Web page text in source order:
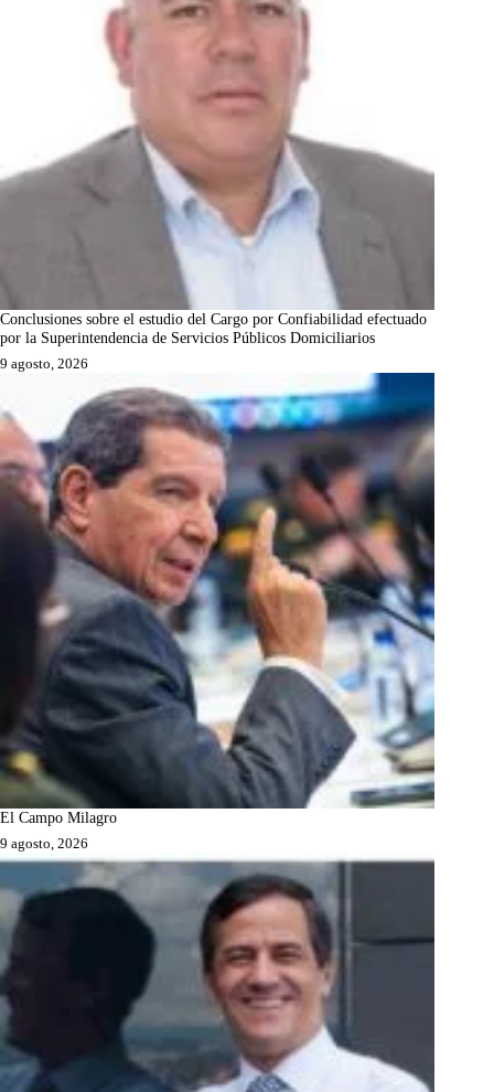
Conclusiones sobre el estudio del Cargo por Confiabilidad efectuado
por la Superintendencia de Servicios Públicos Domiciliarios
9 agosto, 2026
El Campo Milagro
9 agosto, 2026